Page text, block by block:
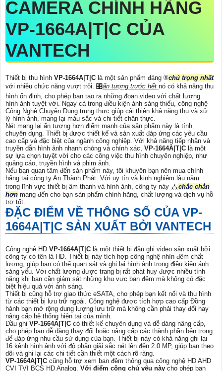
CAMERA CHÍNH HÃNG
VP-1664A|T|C CỦA
VANTECH
Thiết bị thu hình VP-1664A|T|C là một sản phẩm đáng ®️chú trọng nhất
với nhiều chức năng vượt trội. 🎛ấn tượng trước hết nó có khả năng thu
hình ổn định, cho phép bạn tạo ra những đoạn video với chất lượng
hình ảnh tuyệt vời. Ngay cả trong điều kiện ánh sáng thiếu, công nghệ
Công Nghệ Chuyên Dụng trung thực giúp cải thiện khả năng thu và xử
lý hình ảnh, mang lại màu sắc và chi tiết chân thực.
Nét mang lại ấn tượng hơn điểm mạnh của sản phẩm này là tính
chuyên dụng. Thiết bị được thiết kế và sản xuất đáp ứng các yêu cầu
cao cấp và đặc biệt của ngành công nghiệp. Với khả năng tiếp nhận và
truyền dẫn hình ảnh nhanh chóng và chính xác, VP-1664A|T|C là một
sự lựa chọn tuyệt vời cho các công việc thu hình chuyên nghiệp, như
quảng cáo, truyền hình và phim ảnh.
Nếu bạn quan tâm đến sản phẩm này, tôi khuyên bạn nên mua chính
hãng tại công ty An Thành Phát. Với uy tín và kinh nghiệm lâu năm
trong lĩnh vực thiết bị âm thanh và hình ảnh, công ty này ⁂chắc chắn
hơn mang đến cho bạn sản phẩm chính hãng, chất lượng và dịch vụ hỗ
trợ tốt.
ĐẶC ĐIỂM VỀ THÔNG SỐ CỦA VP-
1664A|T|C SẢN XUẤT BỞI VANTECH
Công nghệ HD VP-1664A|T|C là một thiết bị đầu ghi video sản xuất bởi
công ty có tên là HD. Thiết bị này tích hợp công nghệ nhìn đêm chất
lượng, giúp bạn có thể quan sát và ghi lại hình ảnh trong điều kiện ánh
sáng yếu. Với chất lượng được trang bị rất phát huy được nhiều tính
năng khi bạn cần giám sát những khu vực ban đêm mà không có đặc
biệt hiệu quả với ánh sáng.
Thiết bị cũng hỗ trợ giao thức eSATA, cho phép bạn kết nối và thu hình
từ các thiết bị lưu trữ ngoài. Công nghệ được tích hợp cao cấp Đồng
hành bạn mở rộng dung lượng lưu trữ mà không cần phải thay đổi hay
nâng cấp hệ thống hiện tại của mình.
Đầu ghi VP-1664A|T|C có thiết kế chuyên dụng và dễ dàng nâng cấp,
cho phép bạn dễ dàng thay đổi hoặc nâng cấp các thành phần bên trong
để đáp ứng nhu cầu sử dụng của bạn. Thiết bị này có khả năng ghi lại
16 kênh hình ảnh với độ phân giải sắc nét lên đến 2.0 MP, giúp bạn theo
dõi và ghi lại các chi tiết cần thiết một cách rõ ràng.
VP-1664A|T|C cũng hỗ trợ xem ban đêm thông qua công nghệ HD AHD
CVI TVI BCS HD Analog. Với điểm cộng chủ yếu này cho phép bạn